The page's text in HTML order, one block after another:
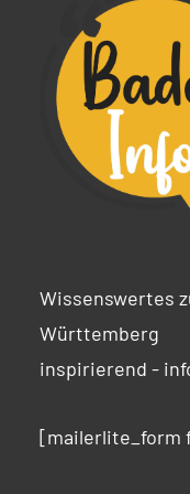
Wissenswertes
Württemberg
inspirierend -
[mailerlite_form